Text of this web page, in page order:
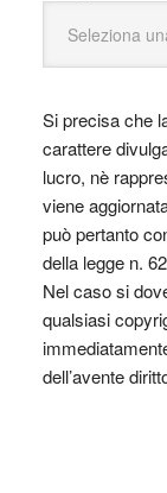
Si precisa che
carattere
lucro, nè
viene
può pertanto
della legge n.
Nel caso si
qualsiasi
dell’avente